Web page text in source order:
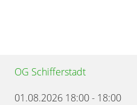
OG Schifferstadt
01.08.2026 18:00- 18:00